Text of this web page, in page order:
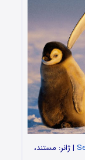
| ژانر: مستند،